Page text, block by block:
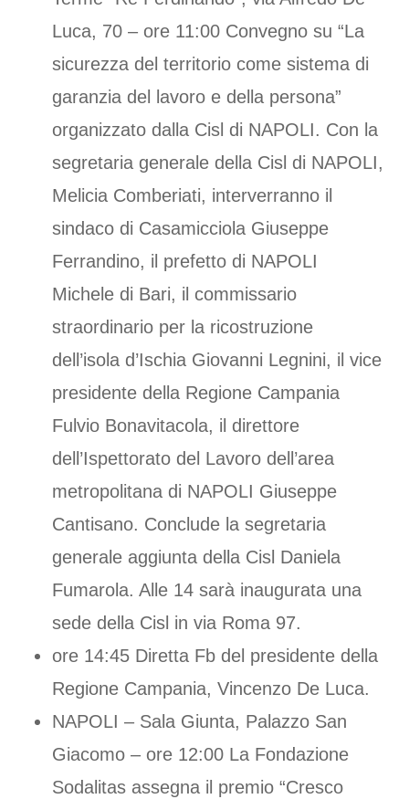
Luca, 70 – ore 11:00 Convegno su “La
sicurezza del territorio come sistema di
garanzia del lavoro e della persona”
organizzato dalla Cisl di NAPOLI. Con la
segretaria generale della Cisl di NAPOLI,
Melicia Comberiati, interverranno il
sindaco di Casamicciola Giuseppe
Ferrandino, il prefetto di NAPOLI
Michele di Bari, il commissario
straordinario per la ricostruzione
dell’isola d’Ischia Giovanni Legnini, il vice
presidente della Regione Campania
Fulvio Bonavitacola, il direttore
dell’Ispettorato del Lavoro dell’area
metropolitana di NAPOLI Giuseppe
Cantisano. Conclude la segretaria
generale aggiunta della Cisl Daniela
Fumarola. Alle 14 sarà inaugurata una
sede della Cisl in via Roma 97.
ore 14:45 Diretta Fb del presidente della
Regione Campania, Vincenzo De Luca.
NAPOLI – Sala Giunta, Palazzo San
Giacomo – ore 12:00 La Fondazione
Sodalitas assegna il premio “Cresco